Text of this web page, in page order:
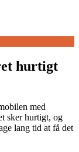
hurtigt
med
sker hurtigt, og
lang tid at få det